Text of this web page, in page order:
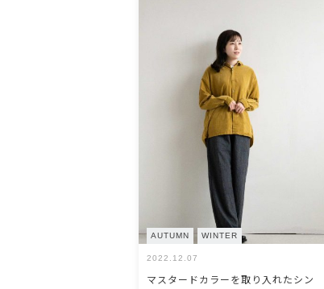
AUTUMN WINTER
2022.12.07
マスタードカラーを取り入れたシン